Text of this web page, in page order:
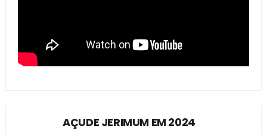
AÇUDE JERIMUM EM 2024